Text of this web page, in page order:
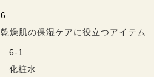
乾燥肌の保湿ケアに役立つアイテム
化粧水